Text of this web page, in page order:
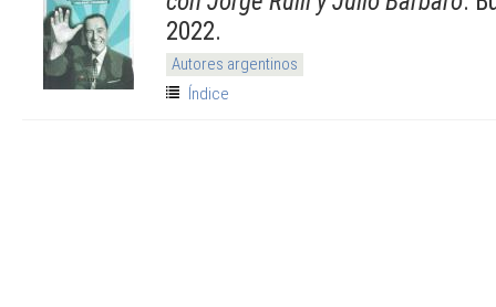
2022.
Autores argentinos
Índice